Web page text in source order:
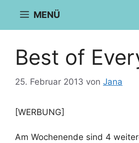
Inhalt
springen
MENÜ
Best of
25. Februar 2013 von Jana
[WERBUNG]
Am Wochenende sind 4